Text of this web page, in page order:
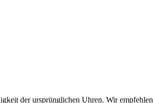
der ursprünglichen Uhren. Wir empfehlen